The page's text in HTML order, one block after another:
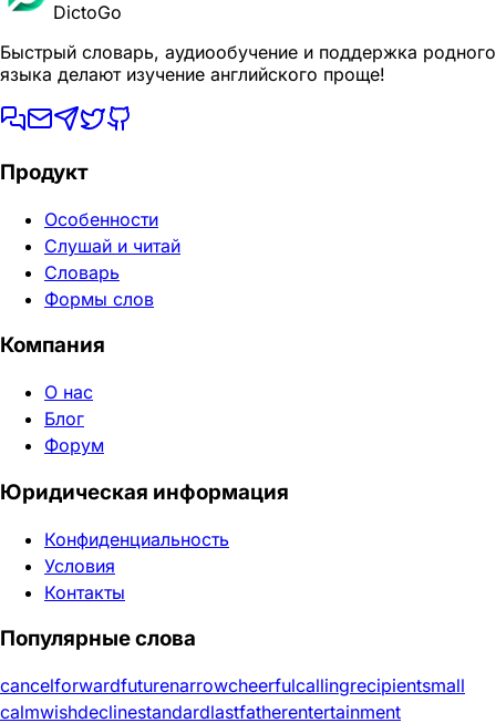
DictoGo
Быстрый словарь, аудиообучение и поддержка родного
языка делают изучение английского проще!
Продукт
Особенности
Слушай и читай
Словарь
Формы слов
Компания
О нас
Блог
Форум
Юридическая информация
Конфиденциальность
Условия
Контакты
Популярные слова
cancelforwardfuturenarrowcheerfulcallingrecipientsmall
calmwishdeclinestandardlastfatherentertainment